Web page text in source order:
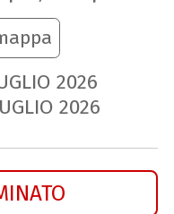
2026
2026